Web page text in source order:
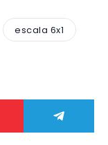
escala 6x1